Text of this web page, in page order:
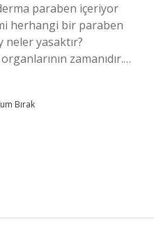
paraben içeriyor
herhangi bir paraben
neler yasaktır?
zamanıdır.…
Bırak